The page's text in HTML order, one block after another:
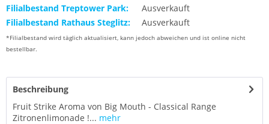
Filialbestand Treptower Park:
Ausverkauft
Filialbestand Rathaus Steglitz:
Ausverkauft
*Filialbestand wird täglich aktualisiert, kann jedoch abweichen und ist online nicht
bestellbar.
Beschreibung
Fruit Strike Aroma von Big Mouth - Classical Range
Zitronenlimonade !... mehr